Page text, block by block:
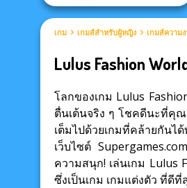
เกม เกมส์สำหรับผู้หญิง เกมส์ความ
Lulus Fashion
โลกของเกม Lulus
ตื่นเต้นจริง ๆ โชคดีนะที่คุณ
เต็มไปด้วยเกมที่คล้ายกันไ
เว็บไซต์
ความสนุก! เล่นเกม Lulus
ซึ่งเป็นเกม เกมแต่งตัว ที่ดีที่